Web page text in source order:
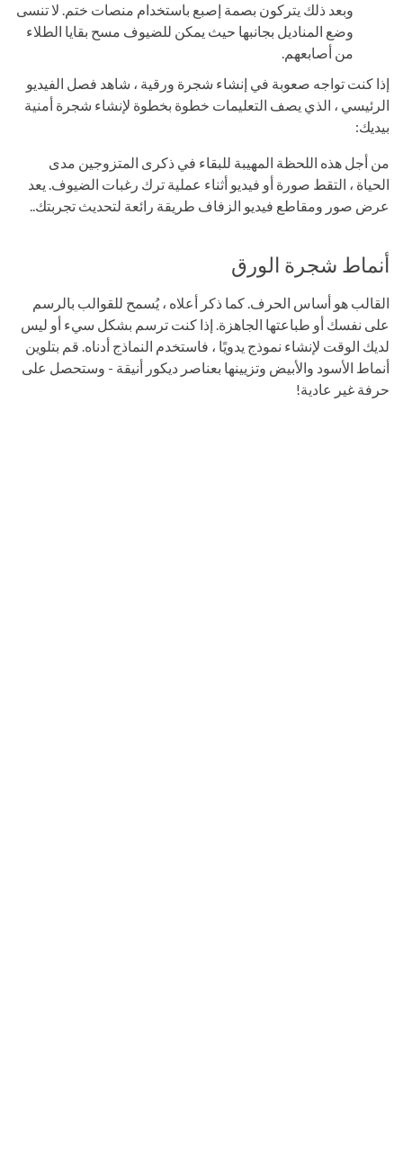
وبعد ذلك يتركون بصمة إصبع باستخدام منصات ختم. لا تنسى
وضع المناديل بجانبها حيث يمكن للضيوف مسح بقايا الطلاء
من أصابعهم.
إذا كنت تواجه صعوبة في إنشاء شجرة ورقية ، شاهد فصل الفيديو
الرئيسي ، الذي يصف التعليمات خطوة بخطوة لإنشاء شجرة أمنية
بيديك:
من أجل هذه اللحظة المهيبة للبقاء في ذكرى المتزوجين مدى
الحياة ، التقط صورة أو فيديو أثناء عملية ترك رغبات الضيوف. يعد
عرض صور ومقاطع فيديو الزفاف طريقة رائعة لتحديث تجربتك..
أنماط شجرة الورق
القالب هو أساس الحرف. كما ذكر أعلاه ، يُسمح للقوالب بالرسم
على نفسك أو طباعتها الجاهزة. إذا كنت ترسم بشكل سيء أو ليس
لديك الوقت لإنشاء نموذج يدويًا ، فاستخدم النماذج أدناه. قم بتلوين
أنماط الأسود والأبيض وتزيينها بعناصر ديكور أنيقة - وستحصل على
حرفة غير عادية!